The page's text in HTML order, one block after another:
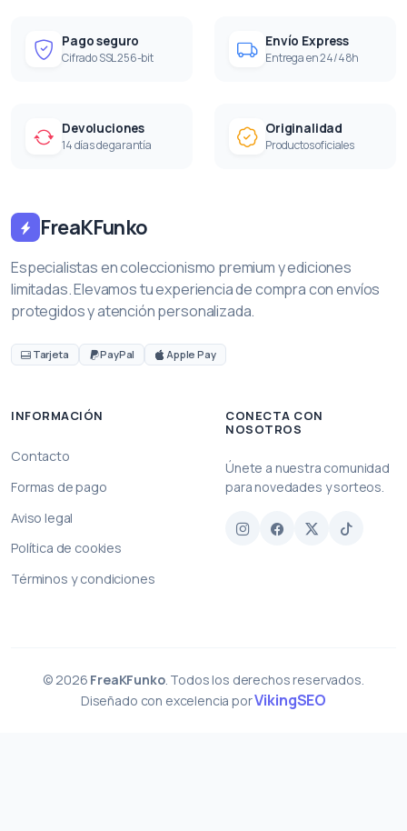
Pago seguro
Cifrado SSL 256-bit
Envío Express
Entrega en 24/48h
Devoluciones
14 días de garantía
Originalidad
Productos oficiales
FreaKFunko
Especialistas en coleccionismo premium y ediciones
limitadas. Elevamos tu experiencia de compra con envíos
protegidos y atención personalizada.
Tarjeta PayPal Apple Pay
INFORMACIÓN
Contacto
Formas de pago
Aviso legal
Política de cookies
Términos y condiciones
CONECTA CON
NOSOTROS
Únete a nuestra comunidad
para novedades y sorteos.
© 2026 FreaKFunko. Todos los derechos reservados.
Diseñado con excelencia porVikingSEO